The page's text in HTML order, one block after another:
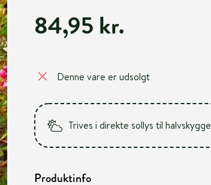
84,95 kr.
Denne vare er udsolgt
Trives i direkte sollys til halvskygge
Produktinfo